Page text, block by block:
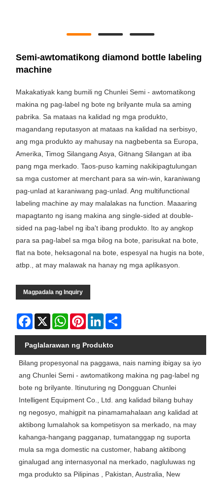
Semi-awtomatikong diamond bottle labeling
machine
Makakatiyak kang bumili ng Chunlei Semi - awtomatikong
makina ng pag-label ng bote ng brilyante mula sa aming
pabrika. Sa mataas na kalidad ng mga produkto,
magandang reputasyon at mataas na kalidad na serbisyo,
ang mga produkto ay mahusay na nagbebenta sa Europa,
Amerika, Timog Silangang Asya, Gitnang Silangan at iba
pang mga merkado. Taos-puso kaming nakikipagtulungan
sa mga customer at merchant para sa win-win, karaniwang
pag-unlad at karaniwang pag-unlad. Ang multifunctional
labeling machine ay may malalakas na function. Maaaring
mapagtanto ng isang makina ang single-sided at double-
sided na pag-label ng iba't ibang produkto. Ito ay angkop
para sa pag-label sa mga bilog na bote, parisukat na bote,
flat na bote, heksagonal na bote, espesyal na hugis na bote,
atbp., at may malawak na hanay ng mga aplikasyon.
Magpadala ng Inquiry
Facebook
X WhatsAppPinterestLinkedIn
Paglalarawan ng Produkto
Bilang propesyonal na paggawa, nais naming ibigay sa iyo
ang Chunlei Semi - awtomatikong makina ng pag-label ng
bote ng brilyante. Itinuturing ng Dongguan Chunlei
Intelligent Equipment Co., Ltd. ang kalidad bilang buhay
ng negosyo, mahigpit na pinamamahalaan ang kalidad at
aktibong lumalahok sa kompetisyon sa merkado, na may
kahanga-hangang pagganap, tumatanggap ng suporta
mula sa mga domestic na customer, habang aktibong
ginalugad ang internasyonal na merkado, nagluluwas ng
mga produkto sa Pilipinas , Pakistan, Australia, New